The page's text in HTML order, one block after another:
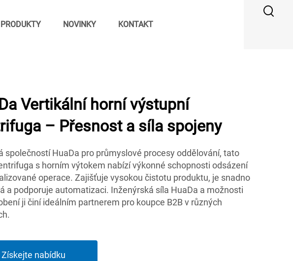
PRODUKTY NOVINKY KONTAKT
Vertikální horní výstupní
– Přesnost a síla spojeny
společností HuaDa pro průmyslové procesy oddělování, tato
s horním výtokem nabízí výkonné schopnosti odsázení
operace. Zajišťuje vysokou čistotu produktu, je snadno
a podporuje automatizaci. Inženýrská síla HuaDa a možnosti
ji činí ideálním partnerem pro koupce B2B v různých
Získejte nabídku